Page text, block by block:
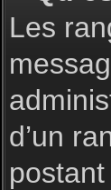
Les
d’un